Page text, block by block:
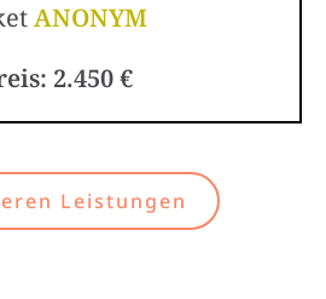
ANONYM
2.450 €
Leistungen